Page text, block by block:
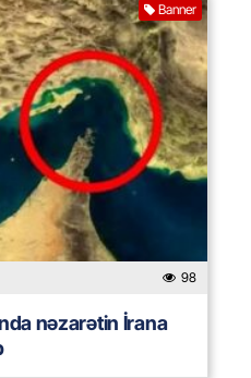
Banner
98
nəzarətin İrana